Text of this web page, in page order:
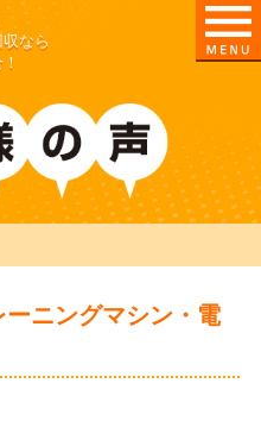
なら
ニングマシン・電